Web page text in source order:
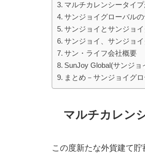
マルチカレンシータイ
サンジョイグローバル
サンジョイとサンジョ
サンジョイ、サンジョ
サン・ライフ会社概要
SunJoy Global(サンジ
まとめ－サンジョイグ
マルチカレン
この度新たな外貨建て